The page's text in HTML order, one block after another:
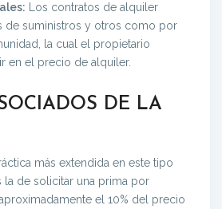
Los contratos de alquiler
de suministros y otros como por
la cual el propietario
en el precio de alquiler.
DE LA
más extendida en este tipo
la de solicitar una prima por
el 10% del precio